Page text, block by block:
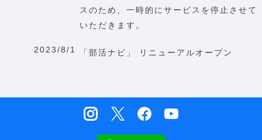
スのため、一時的にサービスを停止させて
いただきます。
2023/8/1 「部活ナビ」 リニューアルオープン